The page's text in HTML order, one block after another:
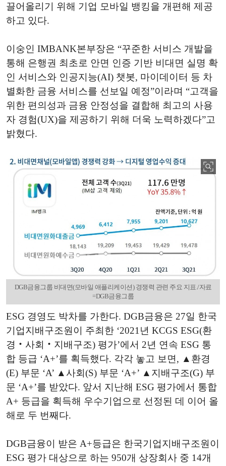
끌어올리기 위해 기업 모바일 뱅킹을 개편해 제공
하고 있다.
이숭인 IMBANK본부장은 “꾸준한 서비스 개발을
통해 은행권 최초로 안면 인증 기반 비대면 실명 확
인 서비스와 인공지능(AI) 챗봇, 마이데이터 등 차
별화한 금융 서비스를 선보일 예정”이라며 “고객을
위한 편의성과 금융 안정성을 결합해 최고의 사용
자 경험(UX)을 제공하기 위해 더욱 노력하겠다”고
밝혔다.
DGB금융그룹 비대면(모바일 애플리케이션) 경쟁력 관련 주요 지표./자료
=DGB금융그룹
ESG 경영도 박차를 가한다. DGB금융은 27일 한국
기업지배구조원이 주최한 ‘2021년 KCGS ESG(환
경‧사회‧지배구조) 평가’에서 2년 연속 ESG 통
합 등급 ‘A+’를 획득했다. 각각 놓고 보면, ▲환경
(E) 부문 ‘A’ ▲사회(S) 부문 ‘A+’ ▲지배구조(G) 부
문 ‘A+’를 받았다. 앞서 지난해 ESG 평가에서 통합
A+ 등급을 획득해 우수기업으로 선정된 데 이어 올
해로 두 번째다.
DGB금융이 받은 A+등급은 한국기업지배구조원이
ESG 평가 대상으로 하는 950개 상장회사 중 14개